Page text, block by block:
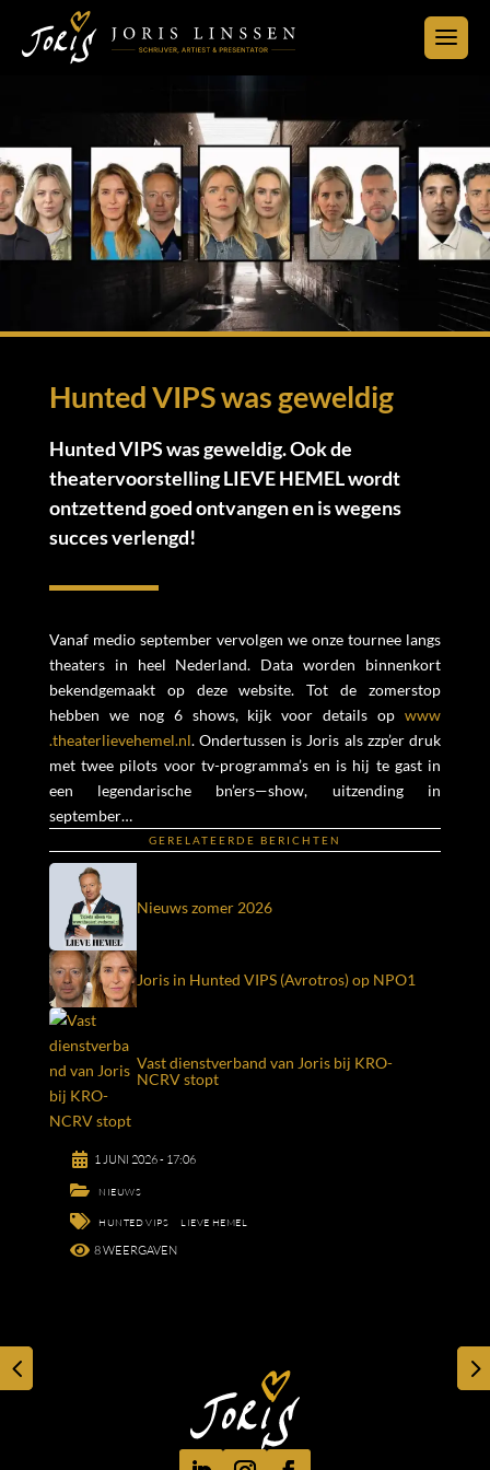
Hunted VIPS was geweldig
Hunted VIPS was geweldig. Ook de
theatervoorstelling LIEVE HEMEL wordt
ontzettend goed ontvangen en is wegens
succes verlengd!
Vanaf medio september vervolgen we onze tournee langs
theaters in heel Nederland. Data worden binnenkort
bekendgemaakt op deze website. Tot de zomerstop
hebben we nog 6 shows, kijk voor details opwww​
.theaterlievehemel​.nl. Ondertussen is Joris als zzp’er druk
met twee pilots voor tv-programma’s en is hij te gast in
een legendarische bn’ers—show, uitzending in
september…
 1 JUNI 2026 - 17:06
 NIEUWS
 HUNTED VIPS LIEVE HEMEL
 8WEERGAVEN
GERELATEERDE BERICHTEN
Nieuws zomer 2026
Joris in Hunted VIPS (Avrotros) op NPO1
Vast dienstverband van Joris bij KRO-
NCRV stopt